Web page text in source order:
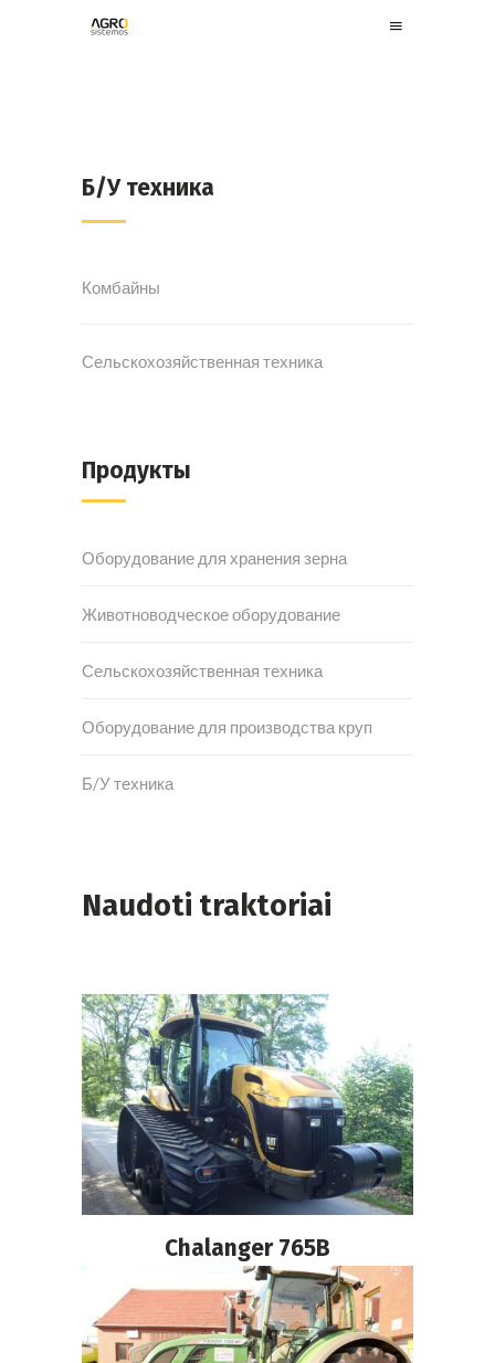
Б/У техника
Комбайны
Сельскохозяйственная техника
Продукты
Оборудование для хранения зерна
Животноводческое оборудование
Сельскохозяйственная техника
Оборудование для производства круп
Б/У техника
Naudoti traktoriai
Chalanger 765B